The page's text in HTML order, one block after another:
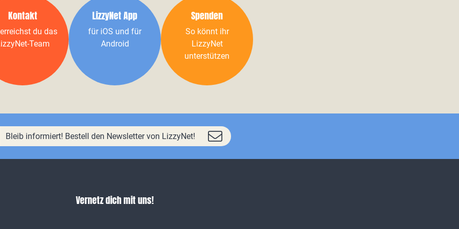
Kontakt
du das
Team
LizzyNet App
für iOS und für
Android
Spenden
So könnt ihr
LizzyNet
unterstützen
Bleib informiert! Bestell den Newsletter von LizzyNet!
Vernetz dich mit uns!